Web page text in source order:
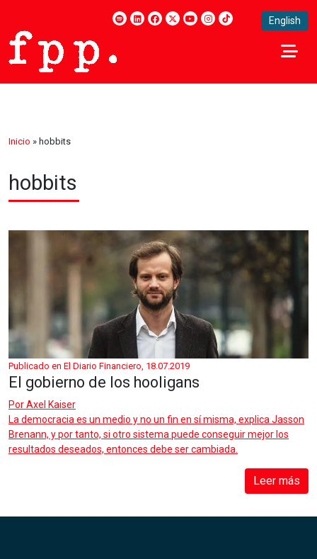
English
Inicio » hobbits
hobbits
Publicado en El Diario Financiero, 18.07.2019
El gobierno de los hooligans
PorAxel Kaiser
La democracia es un medio y no un fin en sí misma, explica Jasson
Brenann, y por tanto, si otro sistema puede conseguir mejor los
resultados deseados, entonces debe ser cambiada.
Leer más